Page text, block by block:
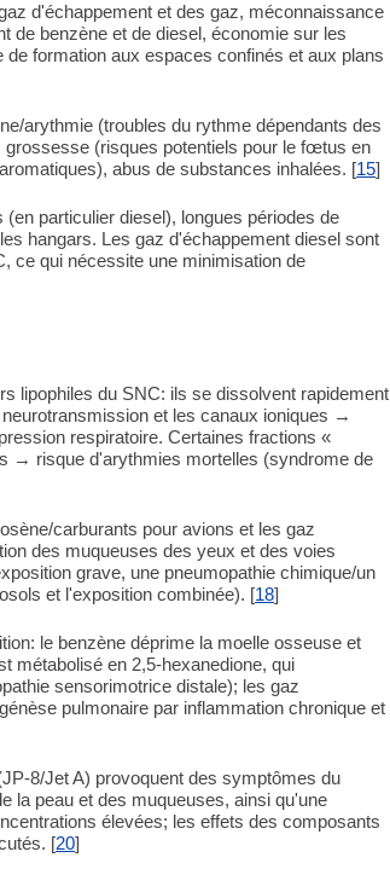
d'échappement et des gaz, méconnaissance
de benzène et de diesel, économie sur les
formation aux espaces confinés et aux plans
arythmie (troubles du rythme dépendants des
(risques potentiels pour le fœtus en
abus de substances inhalées. [15]
particulier diesel), longues périodes de
hangars. Les gaz d'échappement diesel sont
ce qui nécessite une minimisation de
lipophiles du SNC: ils se dissolvent rapidement
et les canaux ioniques →
respiratoire. Certaines fractions «
→ risque d'arythmies mortelles (syndrome de
carburants pour avions et les gaz
des muqueuses des yeux et des voies
grave, une pneumopathie chimique/un
et l'exposition combinée). [18]
le benzène déprime la moelle osseuse et
métabolisé en 2,5-hexanedione, qui
sensorimotrice distale); les gaz
pulmonaire par inflammation chronique et
8/Jet A) provoquent des symptômes du
la peau et des muqueuses, ainsi qu'une
élevées; les effets des composants
[20]